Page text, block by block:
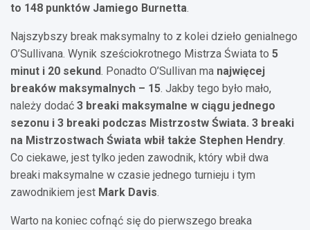
to 148 punktów Jamiego Burnetta.
Najszybszy break maksymalny to z kolei dzieło genialnego
O’Sullivana. Wynik sześciokrotnego Mistrza Świata to 5
minut i 20 sekund. Ponadto O’Sullivan ma najwięcej
breaków maksymalnych – 15. Jakby tego było mało,
należy dodać 3 breaki maksymalne w ciągu jednego
sezonu i 3 breaki podczas Mistrzostw Świata. 3 breaki
na Mistrzostwach Świata wbił także Stephen Hendry.
Co ciekawe, jest tylko jeden zawodnik, który wbił dwa
breaki maksymalne w czasie jednego turnieju i tym
zawodnikiem jest Mark Davis.
Warto na koniec cofnąć się do pierwszego breaka